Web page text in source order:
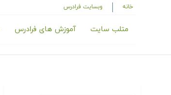
خانه وبسایت فرادرس
متلب سایت آموزش های فرادرس